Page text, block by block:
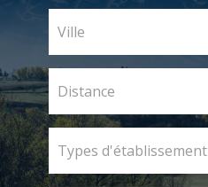
Ville
Distance
Types d'établissement